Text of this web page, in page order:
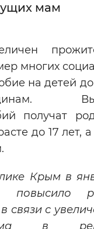
мам
многих
на детей до
получат
до 17 лет,
Крым в
повысило
связи с
в